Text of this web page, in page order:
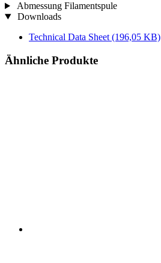
Abmessung Filamentspule
Downloads
Technical Data Sheet (196,05 KB)
Ähnliche Produkte